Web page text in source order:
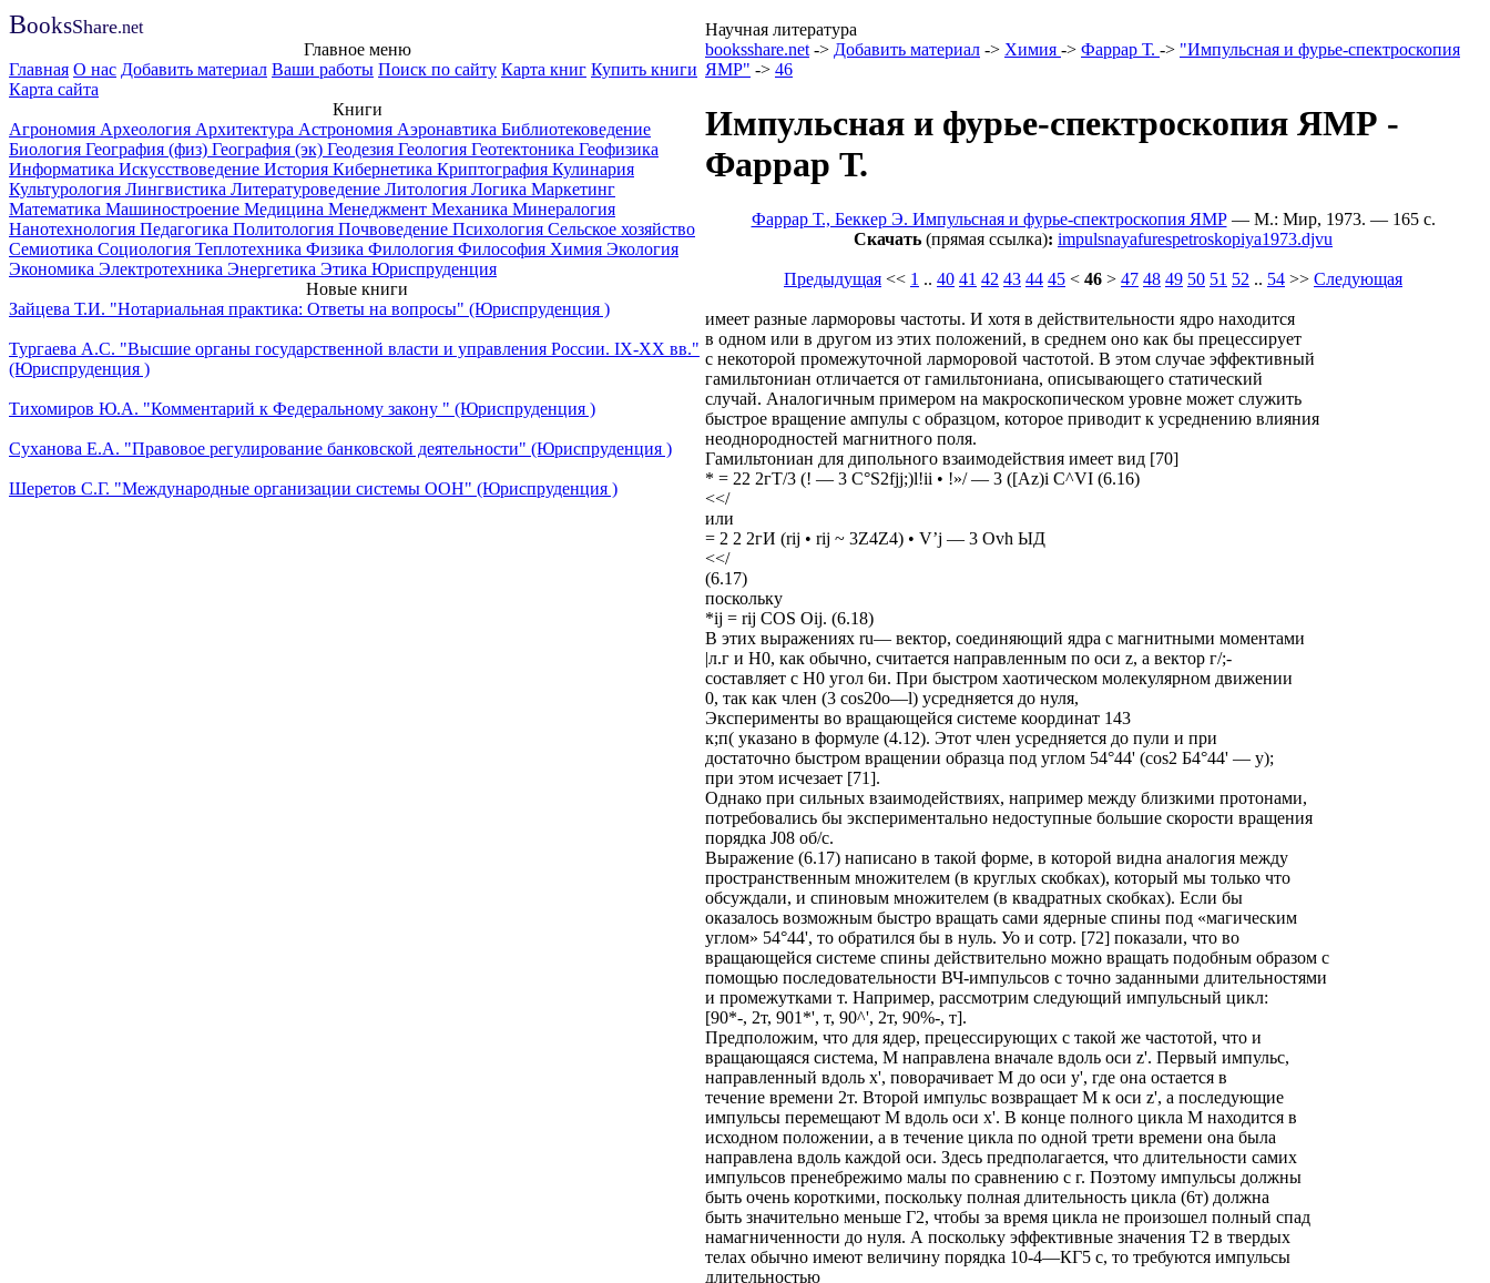
BooksShare.net
Научная литература
Главное меню
Главная О нас Добавить материал Ваши работы Поиск по сайту Карта книг Купить книги
Карта сайта
Книги
Агрономия Археология Архитектура Астрономия Аэронавтика Библиотековедение
Биология География (физ) География (эк) Геодезия Геология Геотектоника Геофизика
Информатика Искусствоведение История Кибернетика Криптография Кулинария
Культурология Лингвистика Литературоведение Литология Логика Маркетинг
Математика Машиностроение Медицина Менеджмент Механика Минералогия
Нанотехнология Педагогика Политология Почвоведение Психология Сельское хозяйство
Семиотика Социология Теплотехника Физика Филология Философия Химия Экология
Экономика Электротехника Энергетика Этика Юриспруденция
Новые книги
Зайцева Т.И. "Нотариальная практика: Ответы на вопросы" (Юриспруденция )
Тургаева А.С. "Высшие органы государственной власти и управления России. IХ-ХХ вв."
(Юриспруденция )
Тихомиров Ю.А. "Комментарий к Федеральному закону " (Юриспруденция )
Суханова Е.А. "Правовое регулирование банковской деятельности" (Юриспруденция )
Шеретов С.Г. "Международные организации системы ООН" (Юриспруденция )
booksshare.net -> Добавить материал -> Химия -> Фаррар Т. -> "Импульсная и фурье-спектроскопия
ЯМР" -> 46
Импульсная и фурье-спектроскопия ЯМР -
Фаррар Т.
Фаррар Т., Беккер Э. Импульсная и фурье-спектроскопия ЯМР— М.: Мир, 1973. — 165 c.
Скачать (прямая ссылка): impulsnayafurespetroskopiya1973.djvu
Предыдущая << 1 .. 40 41 42 43 44 45 < 46 > 47 48 49 50 51 52 .. 54 >> Следующая
имеет разные ларморовы частоты. И хотя в действительности ядро находится
в одном или в другом из этих положений, в среднем оно как бы прецессирует
с некоторой промежуточной ларморовой частотой. В этом случае эффективный
гамильтониан отличается от гамильтониана, описывающего статический
случай. Аналогичным примером на макроскопическом уровне может служить
быстрое вращение ампулы с образцом, которое приводит к усреднению влияния
неоднородностей магнитного поля.
Гамильтониан для дипольного взаимодействия имеет вид [70]
* = 22 2гТ/3 (! — 3 C°S2fjj;)l!ii • !»/ — 3 ([Az)i C^VI (6.16)
<</
или
= 2 2 2гИ (rij • rij ~ 3Z4Z4) • V’j — 3 Ovh ЫД
<</
(6.17)
поскольку
*ij = rij COS Oij. (6.18)
В этих выражениях ru— вектор, соединяющий ядра с магнитными моментами
|л.г и Н0, как обычно, считается направленным по оси z, а вектор г/;-
составляет с Н0 угол 6и. При быстром хаотическом молекулярном движении
0, так как член (3 cos20o—l) усредняется до нуля,
Эксперименты во вращающейся системе координат 143
к;п( указано в формуле (4.12). Этот член усредняется до пули и при
достаточно быстром вращении образца под углом 54°44' (cos2 Б4°44' — у);
при этом исчезает [71].
Однако при сильных взаимодействиях, например между близкими протонами,
потребовались бы экспериментально недоступные большие скорости вращения
порядка J08 об/с.
Выражение (6.17) написано в такой форме, в которой видна аналогия между
пространственным множителем (в круглых скобках), который мы только что
обсуждали, и спиновым множителем (в квадратных скобках). Если бы
оказалось возможным быстро вращать сами ядерные спины под «магическим
углом» 54°44', то обратился бы в нуль. Уо и сотр. [72] показали, что во
вращающейся системе спины действительно можно вращать подобным образом с
помощью последовательности ВЧ-импульсов с точно заданными длительностями
и промежутками т. Например, рассмотрим следующий импульсный цикл:
[90*-, 2т, 901*', т, 90^', 2т, 90%-, т].
Предположим, что для ядер, прецессирующих с такой же частотой, что и
вращающаяся система, М направлена вначале вдоль оси z'. Первый импульс,
направленный вдоль х', поворачивает М до оси у', где она остается в
течение времени 2т. Второй импульс возвращает М к оси z', а последующие
импульсы перемещают М вдоль оси х'. В конце полного цикла М находится в
исходном положении, а в течение цикла по одной трети времени она была
направлена вдоль каждой оси. Здесь предполагается, что длительности самих
импульсов пренебрежимо малы по сравнению с г. Поэтому импульсы должны
быть очень короткими, поскольку полная длительность цикла (6т) должна
быть значительно меньше Г2, чтобы за время цикла не произошел полный спад
намагниченности до нуля. А поскольку эффективные значения Т2 в твердых
телах обычно имеют величину порядка 10-4—КГ5 с, то требуются импульсы
длительностью